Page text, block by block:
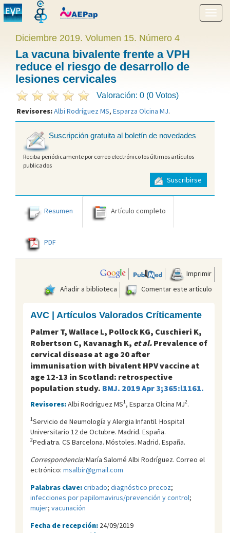
menú
Diciembre 2019. Volumen 15. Número 4
La vacuna bivalente frente a VPH
reduce el riesgo de desarrollo de
lesiones cervicales
Valoración: 0 (0 Votos)
Revisores:Albi Rodríguez MS, Esparza Olcina MJ.
Suscripción gratuita al boletín de novedades
Reciba periódicamente por correo electrónico los últimos artículos
publicados
Suscribirse
Resumen Artículo completo
PDF
Imprimir
Añadir a biblioteca
Comentar este artículo
AVC | Artículos Valorados Críticamente
Palmer T, Wallace L, Pollock KG, Cuschieri K,
Robertson C, Kavanagh K, et al. Prevalence of
cervical disease at age 20 after
immunisation with bivalent HPV vaccine at
age 12-13 in Scotland: retrospective
population study. BMJ. 2019 Apr 3;365:l1161.
Revisores:Albi Rodríguez MS1, Esparza Olcina MJ2.
1Servicio de Neumología y Alergia Infantil. Hospital
Universitario 12 de Octubre. Madrid. España.
2Pediatra. CS Barcelona. Móstoles. Madrid. España.
Correspondencia:María Salomé Albi Rodríguez. Correo el
ectrónico: msalbir@gmail.com
Palabras clave:cribado; diagnóstico precoz;
infecciones por papilomavirus/prevención y control;
mujer; vacunación
Fecha de recepción: 24/09/2019